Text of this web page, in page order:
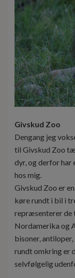
Givskud Zoo
Dengang jeg
til Givskud Zoo
dyr, og derfor
hos mig.
Givskud Zoo er
køre rundt i bil i
repræsenterer de
Nordamerika og
bisoner,
rundt omkring er
selvfølgelig